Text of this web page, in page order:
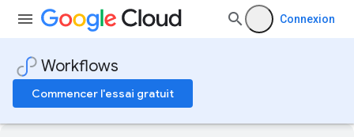
Connexion
Workflows
Commencer l'essai gratuit